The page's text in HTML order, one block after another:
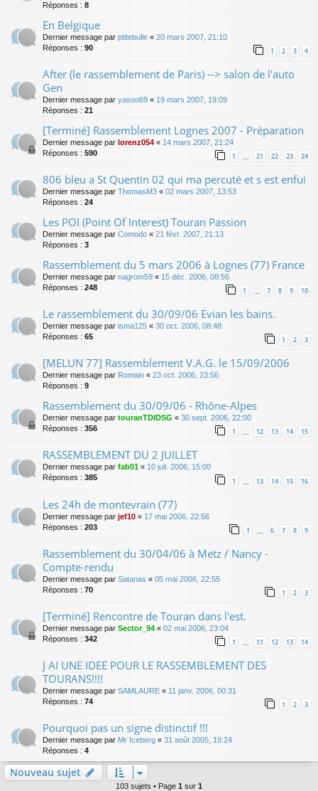
Réponses : 8
En Belgique
Dernier message par ptitebulle « 20 mars 2007, 21:10
Réponses : 90 1 2 3 4
After (le rassemblement de Paris) --> salon de l'auto
Gen
Dernier message par yasoo69 « 19 mars 2007, 19:09
Réponses : 21
[Terminé] Rassemblement Lognes 2007 - Préparation
Dernier message par lorenz054 « 14 mars 2007, 21:24
Réponses : 590 1 … 21 22 23 24
806 bleu a St Quentin 02 qui ma percuté et s est enfui
Dernier message par ThomasM3 « 02 mars 2007, 13:53
Réponses : 24
Les POI (Point Of Interest) Touran Passion
Dernier message par Comodo « 21 févr. 2007, 21:13
Réponses : 3
Rassemblement du 5 mars 2006 à Lognes (77) France
Dernier message par nagrom59 « 15 déc. 2006, 08:56
Réponses : 248 1 … 7 8 9 10
Le rassemblement du 30/09/06 Evian les bains.
Dernier message par isma125 « 30 oct. 2006, 08:48
Réponses : 65 1 2 3
[MELUN 77] Rassemblement V.A.G. le 15/09/2006
Dernier message par Romain « 23 oct. 2006, 23:56
Réponses : 9
Rassemblement du 30/09/06 - Rhône-Alpes
Dernier message par touranTDIDSG « 30 sept. 2006, 22:00
Réponses : 356 1 … 12 13 14 15
RASSEMBLEMENT DU 2 JUILLET
Dernier message par fab01 « 10 juil. 2006, 15:00
Réponses : 385 1 13 14 15 16
Les 24h de montevrain (77)
Dernier message par jef10 « 17 mai 2006, 22:56
Réponses : 203 1 6 7 8 9
Rassemblement du 30/04/06 à Metz / Nancy -
Compte-rendu
Dernier message par Satanas « 05 mai 2006, 22:55
Réponses : 70 1 2 3
[Terminé] Rencontre de Touran dans l'est.
Dernier message par Sector_94 « 02 mai 2006, 23:04
Réponses : 342 1 11 12 13 14
J AI UNE IDEE POUR LE RASSEMBLEMENT DES
TOURANS!!!!
Dernier message par SAMLAURE « 11 janv. 2006, 00:31
Réponses : 74 1 2 3
Pourquoi pas un signe distinctif !!!
Dernier message par Mr Iceberg « 31 août 2005, 19:24
Réponses : 4
Nouveau sujet
103 sujets • Page 1 sur 1